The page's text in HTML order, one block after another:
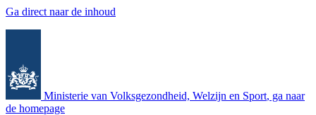
Ga direct naar de inhoud
Ministerie van Volksgezondheid, Welzijn en Sport, ga naar
de homepage